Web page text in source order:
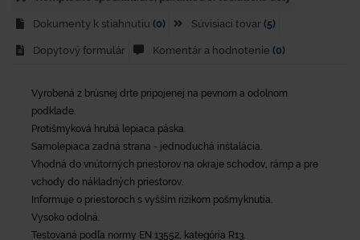
Dokumenty k stiahnutiu (0) Súvisiaci tovar (5)
Dopytový formulár Komentár a hodnotenie (0)
Vyrobená z brúsnej drte pripojenej na pevnom a odolnom
podklade.
Protišmyková hrubá lepiaca páska.
Samolepiaca zadná strana - jednoduchá inštalácia.
Vhodná do vnútorných priestorov na okraje schodov, rámp a pre
vchody do nákladných priestorov.
Informuje o priestoroch s vyšším rizikom pošmyknutia.
Vysoko odolná.
Testovaná podľa normy EN 13552, kategória R13.